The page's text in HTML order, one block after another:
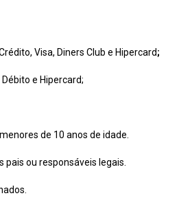
Visa, Diners Club e Hipercard;
e Hipercard;
de 10 anos de idade.
ou responsáveis legais.